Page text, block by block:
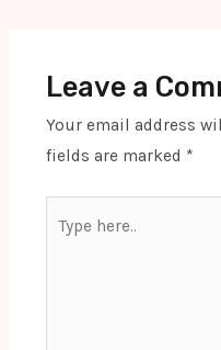
Leave a
Your email address
fields are marked *
here..